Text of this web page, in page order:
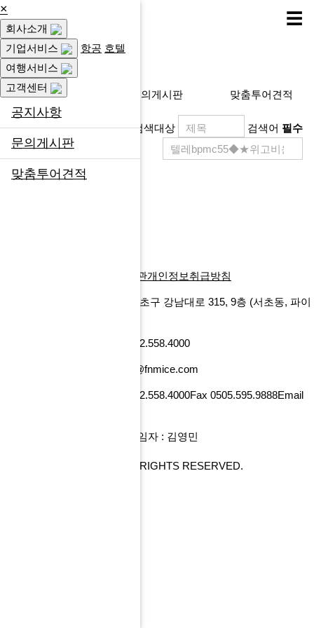
×
회사소개
기업서비스
항공 호텔
여행서비스
고객센터
공지사항
문의게시판
맞춤투어견적
☰
고객센터
공지사항 문의게시판 맞춤투어견적
검색대상 검색어 필수
제목
등록일
이용약관개인정보취급방침
서울특별시 서초구 강남대로 315, 9층 (서초동, 파이
Tel 02.558.4000
Email tour@fnmice.com
Tel 02.558.4000Fax 0505.595.9888Email
개인정보관리 책임자 : 김영민
COPYRIGHT© FNMICE. ALL RIGHTS RESERVED.